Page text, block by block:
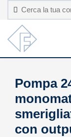
Pompa
con